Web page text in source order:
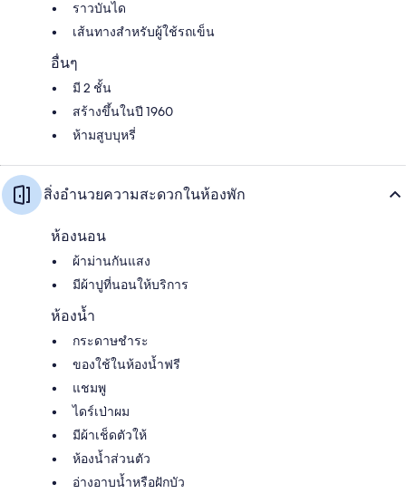
ราวบันได
เส้นทางสำหรับผู้ใช้รถเข็น
อื่นๆ
มี 2 ชั้น
สร้างขึ้นในปี 1960
ห้ามสูบบุหรี่
สิ่งอำนวยความสะดวกในห้องพัก
ห้องนอน
ผ้าม่านกันแสง
มีผ้าปูที่นอนให้บริการ
ห้องน้ำ
กระดาษชำระ
ของใช้ในห้องน้ำฟรี
แชมพู
ไดร์เป่าผม
มีผ้าเช็ดตัวให้
ห้องน้ำส่วนตัว
อ่างอาบน้ำหรือฝักบัว